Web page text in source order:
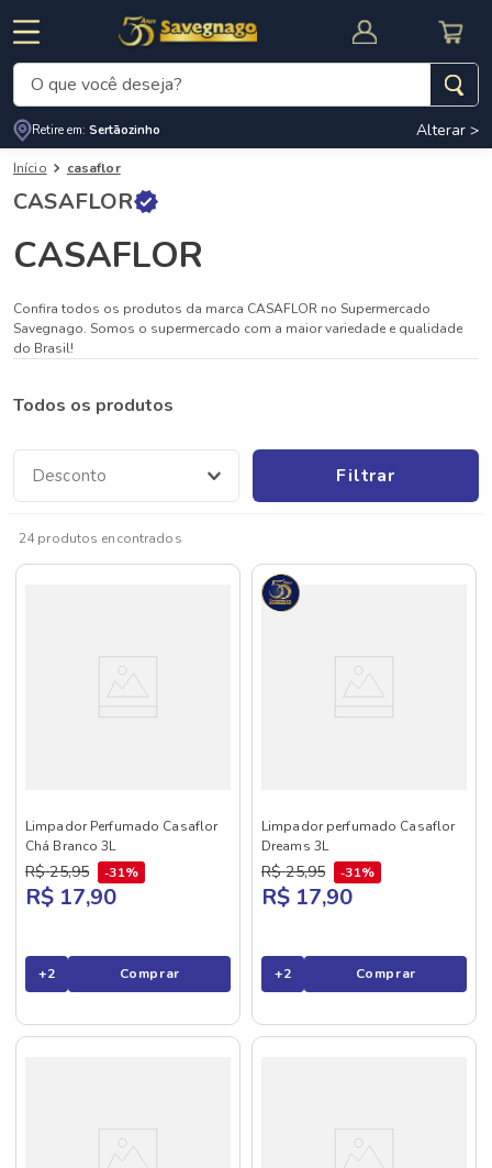
CUPOM DE DESCONTO
O que você deseja?
Retire em: Sertãozinho Alterar >
Início casaflor
CASAFLOR
CASAFLOR
Confira todos os produtos da marca CASAFLOR no Supermercado
Savegnago. Somos o supermercado com a maior variedade e qualidade
do Brasil!
Todos os produtos
Desconto Filtrar
24 produtos
Limpador Perfumado Casaflor
Chá Branco 3L
R$ 25,95 31%
R$ 17,90
+2 Comprar
Limpador perfumado Casaflor
Dreams 3L
R$ 25,95 31%
R$ 17,90
+2 Comprar
Termos mais buscados
3º
cerveja
4º
carne
5º arroz